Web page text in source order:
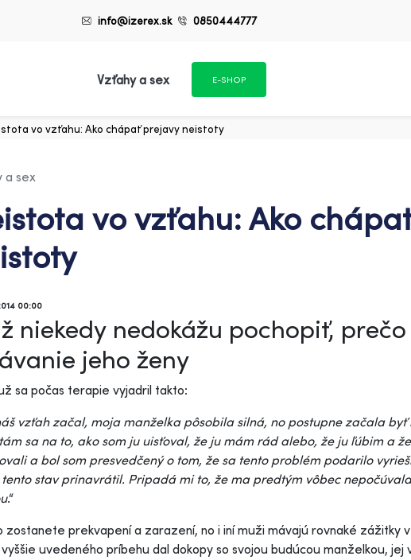
info@izerex.sk 0850444777
Vzťahy a sex E-SHOP
vo vzťahu: Ako chápať prejavy neistoty
a sex
vo vzťahu: Ako
00:00
niekedy nedokážu pochopiť,
jeho ženy
sa počas terapie vyjadril takto:
vzťah začal, moja manželka pôsobila silná, no postupne začala
sa na to, ako som ju uisťoval, že ju mám rád alebo, že ju ľúbim a
a bol som presvedčený o tom, že sa tento problém podarilo
stav prinavrátil. Pripadá mi to, že ma predtým vôbec
.“
zostanete prekvapení a zarazení, no i iní muži mávajú rovnaké zážitky
uvedeného príbehu dal dokopy so svojou budúcou manželkou, jej